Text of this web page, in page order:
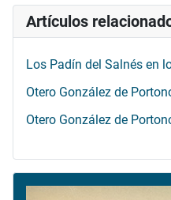
Artículos
Los Padín del Salnés en
Otero González de
Otero González de